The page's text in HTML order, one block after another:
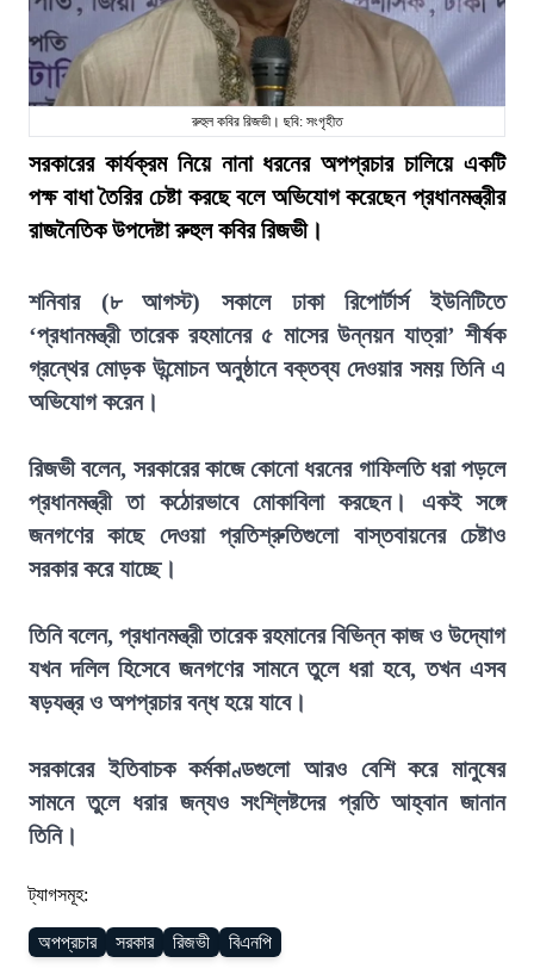
রুহুল কবির রিজভী। ছবি: সংগৃহীত
সরকারের কার্যক্রম নিয়ে নানা ধরনের অপপ্রচার চালিয়ে একটি
পক্ষ বাধা তৈরির চেষ্টা করছে বলে অভিযোগ করেছেন প্রধানমন্ত্রীর
রাজনৈতিক উপদেষ্টা রুহুল কবির রিজভী।
শনিবার (৮ আগস্ট) সকালে ঢাকা রিপোর্টার্স ইউনিটিতে
‘প্রধানমন্ত্রী তারেক রহমানের ৫ মাসের উন্নয়ন যাত্রা’ শীর্ষক
গ্রন্থের মোড়ক উন্মোচন অনুষ্ঠানে বক্তব্য দেওয়ার সময় তিনি এ
অভিযোগ করেন।
রিজভী বলেন, সরকারের কাজে কোনো ধরনের গাফিলতি ধরা পড়লে
প্রধানমন্ত্রী তা কঠোরভাবে মোকাবিলা করছেন। একই সঙ্গে
জনগণের কাছে দেওয়া প্রতিশ্রুতিগুলো বাস্তবায়নের চেষ্টাও
সরকার করে যাচ্ছে।
তিনি বলেন, প্রধানমন্ত্রী তারেক রহমানের বিভিন্ন কাজ ও উদ্যোগ
যখন দলিল হিসেবে জনগণের সামনে তুলে ধরা হবে, তখন এসব
ষড়যন্ত্র ও অপপ্রচার বন্ধ হয়ে যাবে।
সরকারের ইতিবাচক কর্মকাণ্ডগুলো আরও বেশি করে মানুষের
সামনে তুলে ধরার জন্যও সংশ্লিষ্টদের প্রতি আহ্বান জানান
তিনি।
ট্যাগসমূহ:
অপপ্রচার সরকার রিজভী বিএনপি